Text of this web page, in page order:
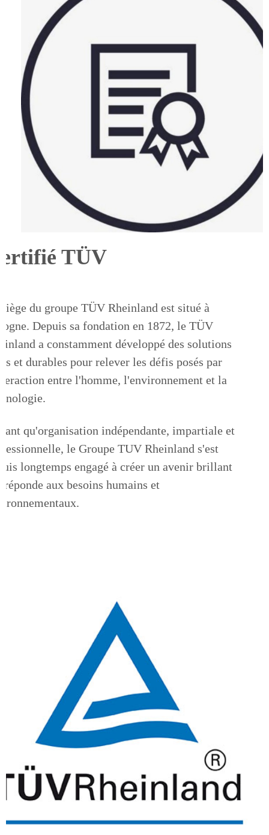
TÜV
du groupe TÜV Rheinland est situé à
Depuis sa fondation en 1872, le TÜV
a constamment développé des solutions
et durables pour relever les défis posés par
entre l'homme, l'environnement et la
qu'organisation indépendante, impartiale et
le Groupe TUV Rheinland s'est
longtemps engagé à créer un avenir brillant
réponde aux besoins humains et